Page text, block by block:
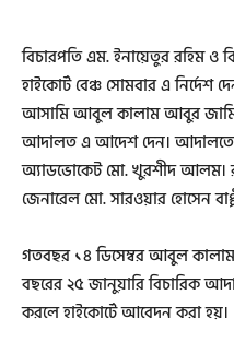
বিচারপতি এম. ইনায়েতুর রহিম ও
হাইকোর্ট বেঞ্চ সোমবার এ
আসামি আবুল কালাম আবুর
আদালত এ আদেশ দেন।
অ্যাডভোকেট মো. খুরশীদ আলম।
জেনারেল মো. সারওয়ার হোসেন
গতবছর ১৪ ডিসেম্বর আবুল
বছরের ২৫ জানুয়ারি বিচারিক
করলে হাইকোর্টে আবেদন করা হয়।